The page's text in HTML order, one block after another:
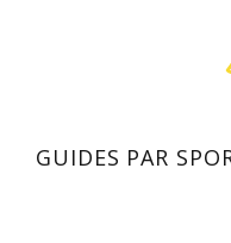
GUIDES PAR